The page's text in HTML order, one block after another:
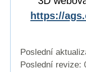
https://
Poslední
Poslední revize: